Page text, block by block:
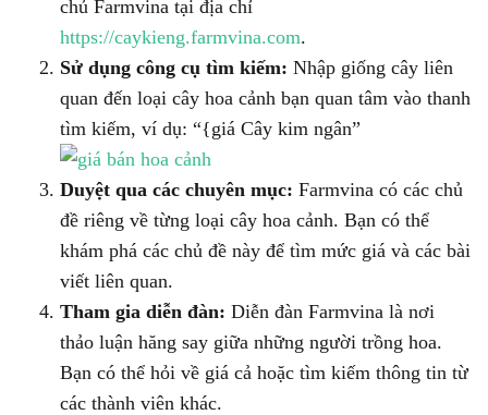
chủ Farmvina tại địa chỉ
https://caykieng.farmvina.com.
Sử dụng công cụ tìm kiếm: Nhập giống cây liên
quan đến loại cây hoa cảnh bạn quan tâm vào thanh
tìm kiếm, ví dụ: “{giá Cây kim ngân”
Duyệt qua các chuyên mục: Farmvina có các chủ
đề riêng về từng loại cây hoa cảnh. Bạn có thể
khám phá các chủ đề này để tìm mức giá và các bài
viết liên quan.
Tham gia diễn đàn: Diễn đàn Farmvina là nơi
thảo luận hăng say giữa những người trồng hoa.
Bạn có thể hỏi về giá cả hoặc tìm kiếm thông tin từ
các thành viên khác.